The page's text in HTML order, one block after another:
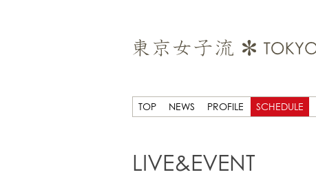
TOP NEWS PROFILE SCHEDULE
LIVE&EVENT